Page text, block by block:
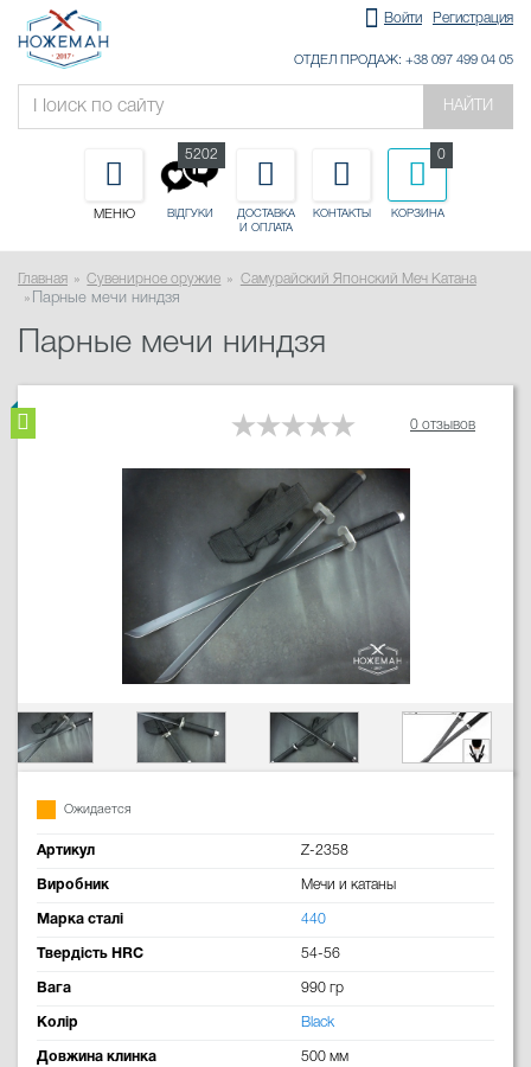
Войти Регистрация
ОТДЕЛ ПРОДАЖ: +38 097 499 04 05
НАЙТИ
МЕНЮ ВІДГУКИ
5202
ДОСТАВКА
И ОПЛАТА
КОНТАКТЫ КОРЗИНА
0
Главная Сувенирное оружие
Самурайский Японский Меч Катана
Парные мечи ниндзя
Парные мечи ниндзя
0 отзывов
Ожидается
Артикул Z-2358
Виробник Мечи и катаны
Марка сталі 440
Твердість HRC 54-56
Вага 990 гр
Колір Black
Довжина клинка 500 мм